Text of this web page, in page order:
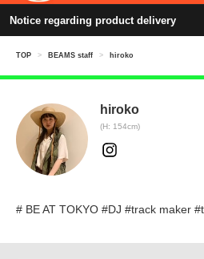
Notice regarding product delivery
TOP > BEAMS staff > hiroko
hiroko
(H: 154cm)
# BE AT TOKYO #DJ #track maker